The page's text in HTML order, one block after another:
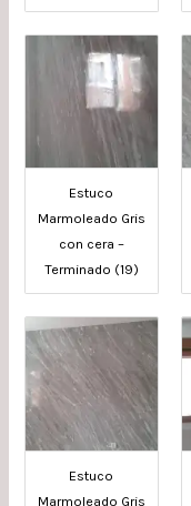
Estuco
Marmoleado Gris
con cera –
Terminado (19)
Estuco
Marmoleado Gris